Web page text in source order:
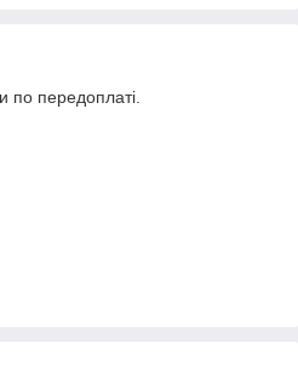
по передоплаті.